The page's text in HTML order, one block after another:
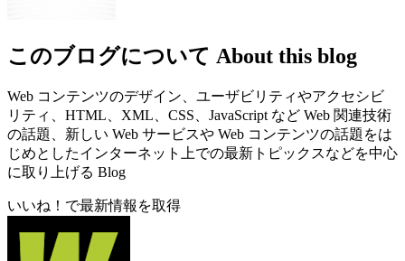
このブログについて About this blog
Web コンテンツのデザイン、ユーザビリティやアクセシビ
リティ、HTML、XML、CSS、JavaScript など Web 関連技術
の話題、新しい Web サービスや Web コンテンツの話題をは
じめとしたインターネット上での最新トピックスなどを中心
に取り上げる Blog
いいね！で最新情報を取得